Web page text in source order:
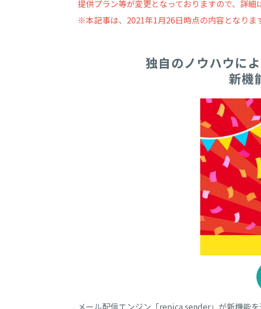
提供プラン等が変更となっておりますので、詳細
※本記事は、2021年1月26日時点の内容となりま
独自のノウハウに
新機
メール配信エンジン「repica sender」が新機能を